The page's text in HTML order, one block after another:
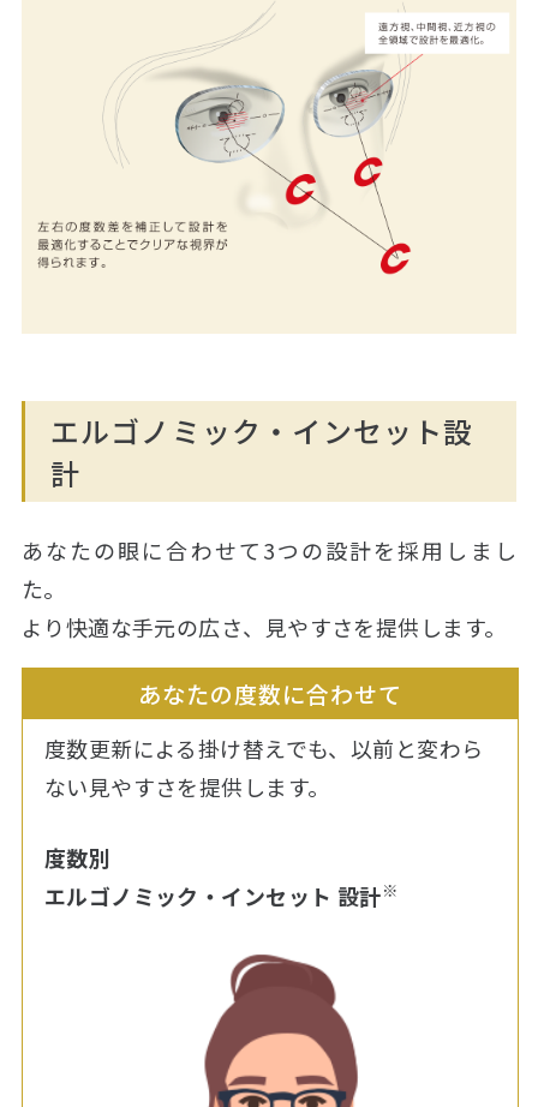
エルゴノミック・インセット設
計
あなたの眼に合わせて3つの設計を採用しまし
た。
より快適な手元の広さ、見やすさを提供します。
あなたの度数に合わせて
度数更新による掛け替えでも、以前と変わら
ない見やすさを提供します。
度数別
エルゴノミック・インセット 設計※